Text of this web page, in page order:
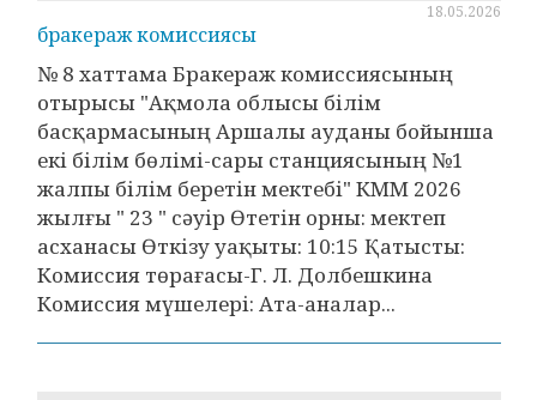
18.05.2026
бракераж комиссиясы
№ 8 хаттама Бракераж комиссиясының
отырысы "Ақмола облысы білім
басқармасының Аршалы ауданы бойынша
екі білім бөлімі-сары станциясының №1
жалпы білім беретін мектебі" КММ 2026
жылғы " 23 " сәуір Өтетін орны: мектеп
асханасы Өткізу уақыты: 10:15 Қатысты:
Комиссия төрағасы-Г. Л. Долбешкина
Комиссия мүшелері: Ата-аналар...